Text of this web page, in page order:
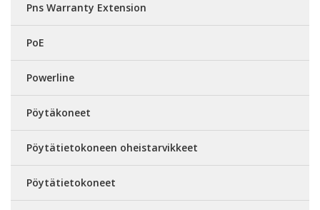
Pns Warranty Extension
PoE
Powerline
Pöytäkoneet
Pöytätietokoneen oheistarvikkeet
Pöytätietokoneet